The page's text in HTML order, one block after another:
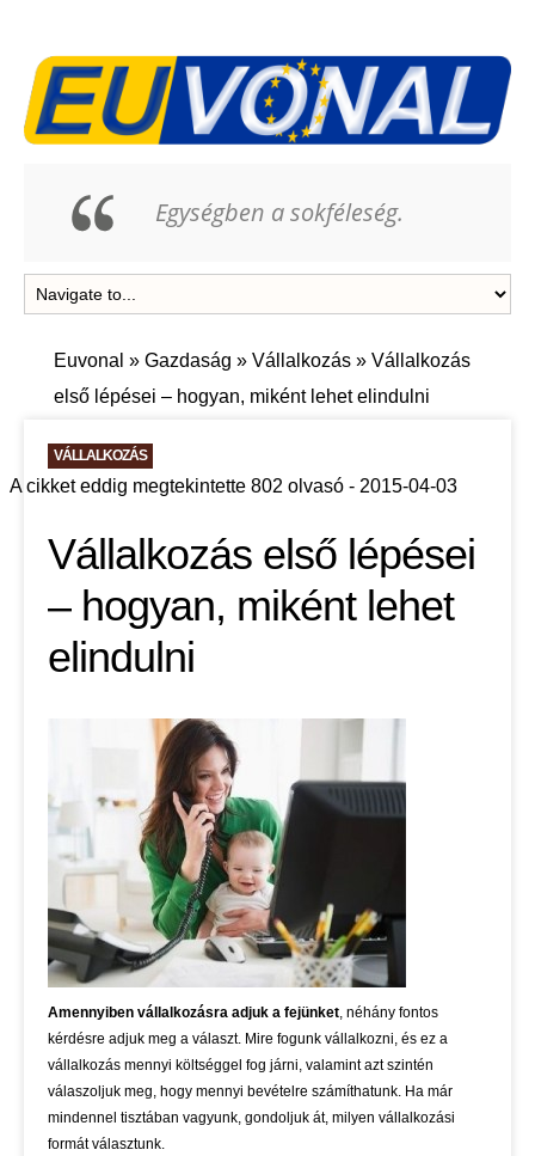
Egységben a sokféleség.
Euvonal » Gazdaság » Vállalkozás » Vállalkozás
első lépései – hogyan, miként lehet elindulni
VÁLLALKOZÁS
A cikket eddig megtekintette 802 olvasó - 2015-04-03
Vállalkozás első lépései
– hogyan, miként lehet
elindulni
Amennyiben vállalkozásra adjuk a fejünket, néhány fontos
kérdésre adjuk meg a választ. Mire fogunk vállalkozni, és ez a
vállalkozás mennyi költséggel fog járni, valamint azt szintén
válaszoljuk meg, hogy mennyi bevételre számíthatunk. Ha már
mindennel tisztában vagyunk, gondoljuk át, milyen vállalkozási
formát választunk.